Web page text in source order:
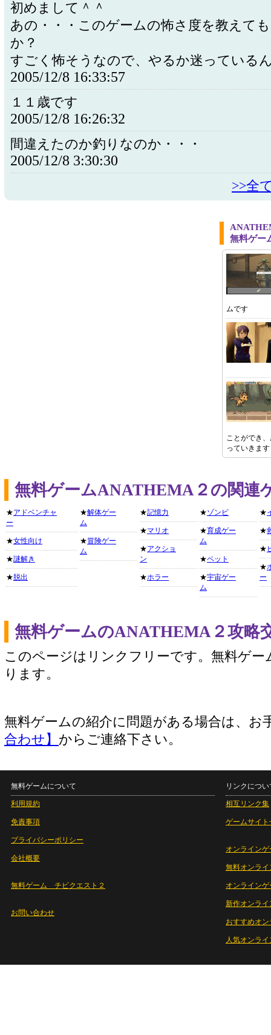
初めまして＾＾
あの・・・このゲームの怖さ度を教えて
か？
すごく怖そうなので、やるか迷っている
2005/12/8 16:33:57
１１歳です
2005/12/8 16:26:32
間違えたのか釣りなのか・・・
2005/12/8 3:30:30
>>全
無料ゲー
ムです
ことができ
っていきます
無料ゲームANATHEMA２の関連
★アドベンチャ
ー
★女性向け
★謎解き
★ 脱出
★解体ゲー
ム
★冒険ゲー
ム
★記憶力
★マリオ
★アクショ
ン
★ホラー
★ゾンビ
★育成ゲー
ム
★ペット
★宇宙ゲー
ム
★
★
★
★
ー
無料ゲームのANATHEMA２攻略
このページはリンクフリーです。無料ゲー
ります。
無料ゲームの紹介に問題がある場合は、お
合わせ】 からご連絡下さい。
無料ゲームについて
利用規約
免責事項
プライバシーポリシー
会社概要
無料ゲーム チビクエスト２
お問い合わせ
リンクについ
相互リンク集
ゲームサイト
オンラインゲ
無料オンライ
オンライン
新作オンライ
おすすめオ
人気オンラ